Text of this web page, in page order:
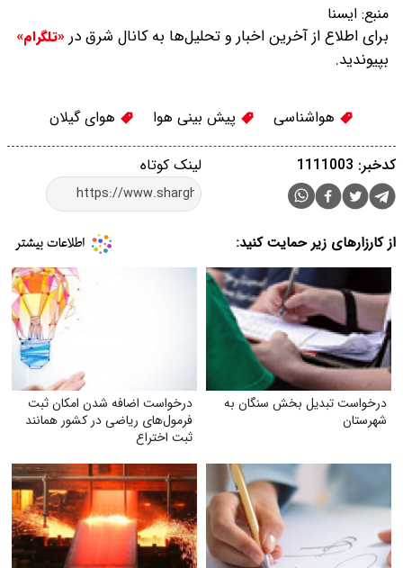
منبع: ایسنا
برای اطلاع از آخرین اخبار و تحلیل‌ها به کانال شرق در «تلگرام»
بپیوندید.
هواشناسی پیش بینی هوا هوای گیلان
لینک کوتاه کدخبر: 1111003
از کارزارهای زیر حمایت کنید:
درخواست تبدیل بخش سنگان به
شهرستان
درخواست اضافه شدن امکان ثبت
فرمول‌های ریاضی در کشور همانند
ثبت اختراع